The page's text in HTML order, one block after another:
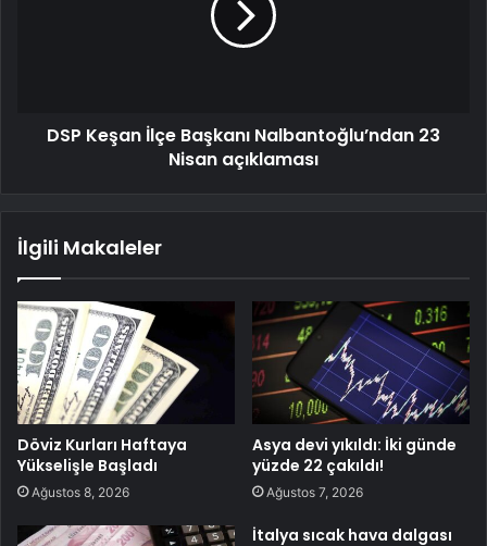
DSP Keşan İlçe Başkanı Nalbantoğlu’ndan 23
Nisan açıklaması
İlgili Makaleler
Döviz Kurları Haftaya
Yükselişle Başladı
Ağustos 8, 2026
Asya devi yıkıldı: İki günde
yüzde 22 çakıldı!
Ağustos 7, 2026
İtalya sıcak hava dalgası